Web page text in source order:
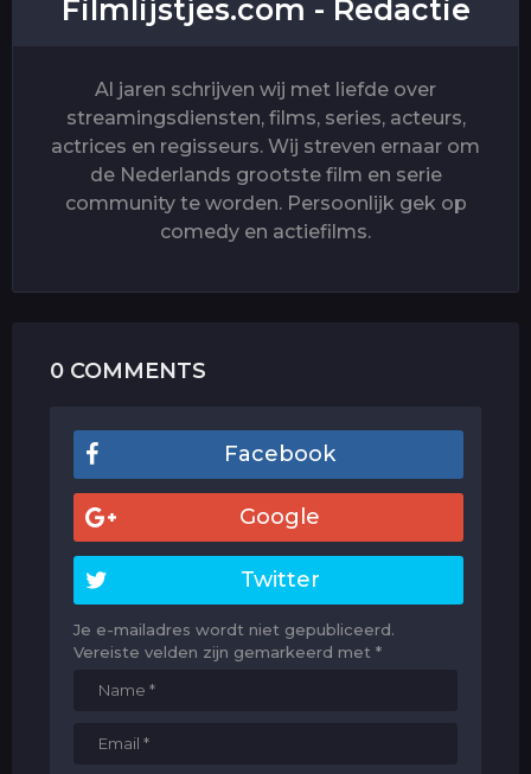
Filmlijstjes.com - Redactie
Al jaren schrijven wij met liefde over
streamingsdiensten, films, series, acteurs,
actrices en regisseurs. Wij streven ernaar om
de Nederlands grootste film en serie
community te worden. Persoonlijk gek op
comedy en actiefilms.
0 COMMENTS
Facebook
Google
Twitter
Je e-mailadres wordt niet gepubliceerd.
Vereiste velden zijn gemarkeerd met *